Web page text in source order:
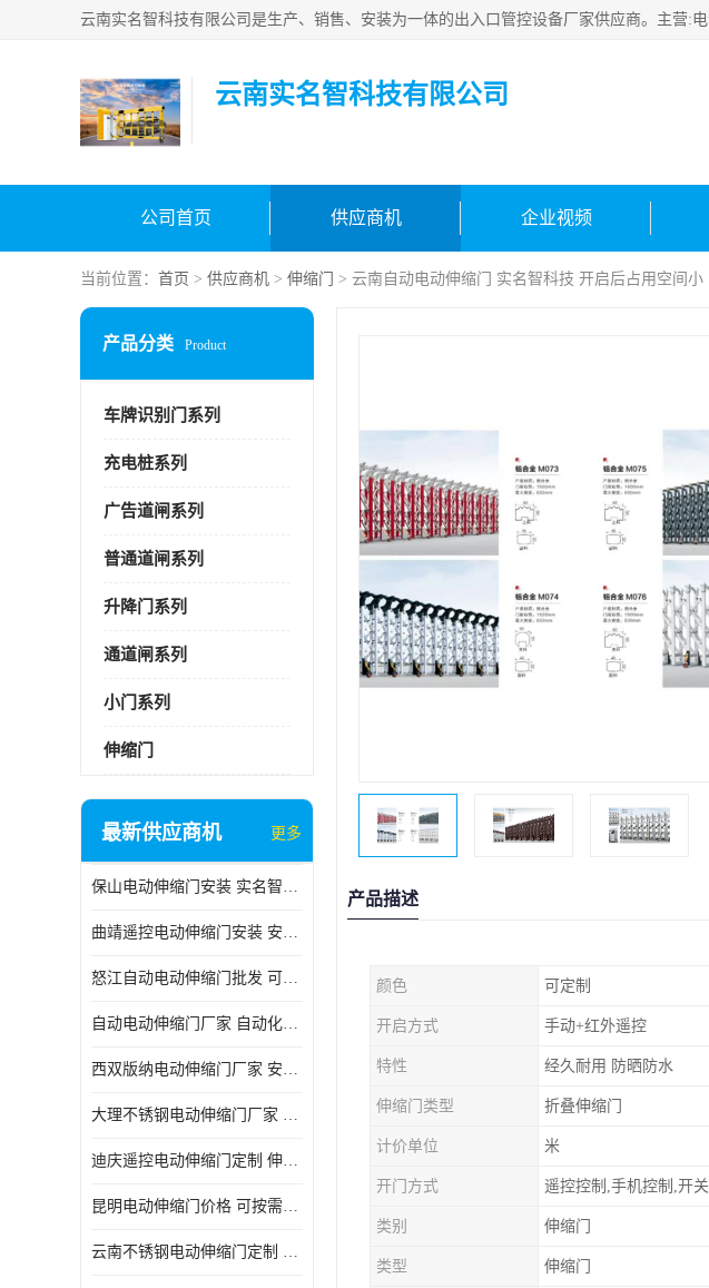
云南实名智科技有限公司
公司首页 供应商机 企业视频
当前位置： 首页 > 供应商机 > 伸缩门 > 云南自动电动伸缩门 实名智科技 开启后占用空间小
产品分类 Product
车牌识别门系列
充电桩系列
广告道闸系列
普通道闸系列
升降门系列
通道闸系列
小门系列
伸缩门
最新供应商机 更多
保山电动伸缩门安装 实名智科技 安全性高
曲靖遥控电动伸缩门安装 安全性高
怒江自动电动伸缩门批发 可按需定制
自动电动伸缩门厂家 自动化操作
西双版纳电动伸缩门厂家 安全性高
大理不锈钢电动伸缩门厂家 适合狭窄通道
迪庆遥控电动伸缩门定制 伸缩结构设计
昆明电动伸缩门价格 可按需定制
云南不锈钢电动伸缩门定制 自动化操作
产品描述
颜色 可定制
开启方式 手动+红外遥控
特性 经久耐用 防晒防水
伸缩门类型 折叠伸缩门
计价单位 米
开门方式 遥控控制,手机控制,开
类别 伸缩门
类型 伸缩门